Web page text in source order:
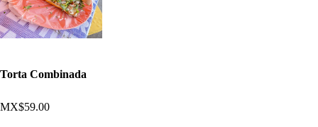
Torta Combinada
MX$59.00